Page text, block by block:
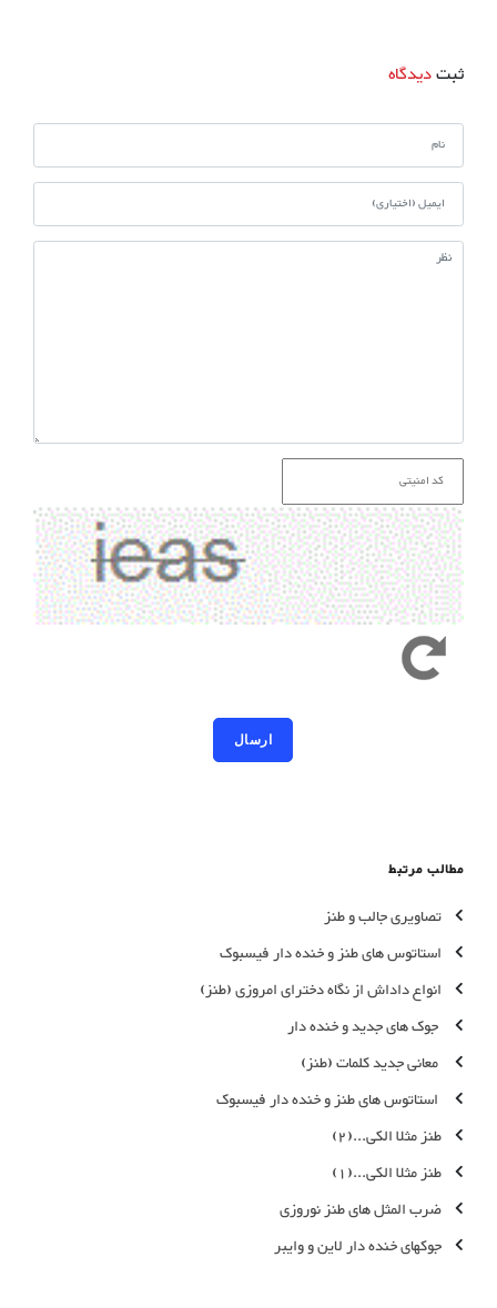
ثبتدیدگاه
مطالب مرتبط
تصاویری جالب و طنز
استاتوس های طنز و خنده دار فیسبوک
انواع داداش از نگاه دخترای امروزی (طنز)
جوک های جدید و خنده دار
معانی جدید کلمات (طنز)
استاتوس های طنز و خنده دار فیسبوک
طنز مثلا الکی...(2)
طنز مثلا الکی...(1)
ضرب المثل های طنز نوروزی
جوکهای خنده دار لاین و وایبر